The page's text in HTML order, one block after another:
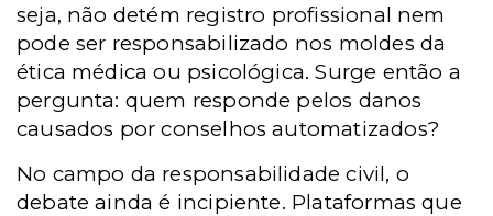
seja, não detém registro profissional nem
pode ser responsabilizado nos moldes da
ética médica ou psicológica. Surge então a
pergunta: quem responde pelos danos
causados por conselhos automatizados?
No campo da responsabilidade civil, o
debate ainda é incipiente. Plataformas que